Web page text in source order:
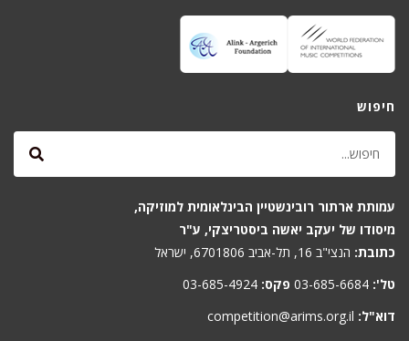
חיפוש
עמותת ארתור רובינשטיין הבינלאומית למוזיקה,
מיסודו של יעקב יאשה ביסטריצקי, ע"ר
כתובת: הנצי"ב 16, תל-אביב 6701806, ישראל
טל': 03-685-6684 פקס: 03-685-4924
דוא"ל: competition@arims.org.il